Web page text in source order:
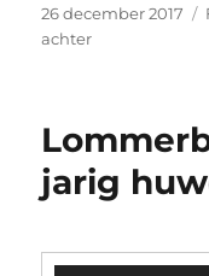
Geplaatst
op
26 december 2017
achterop
7
dagen
een
zonder
jarig